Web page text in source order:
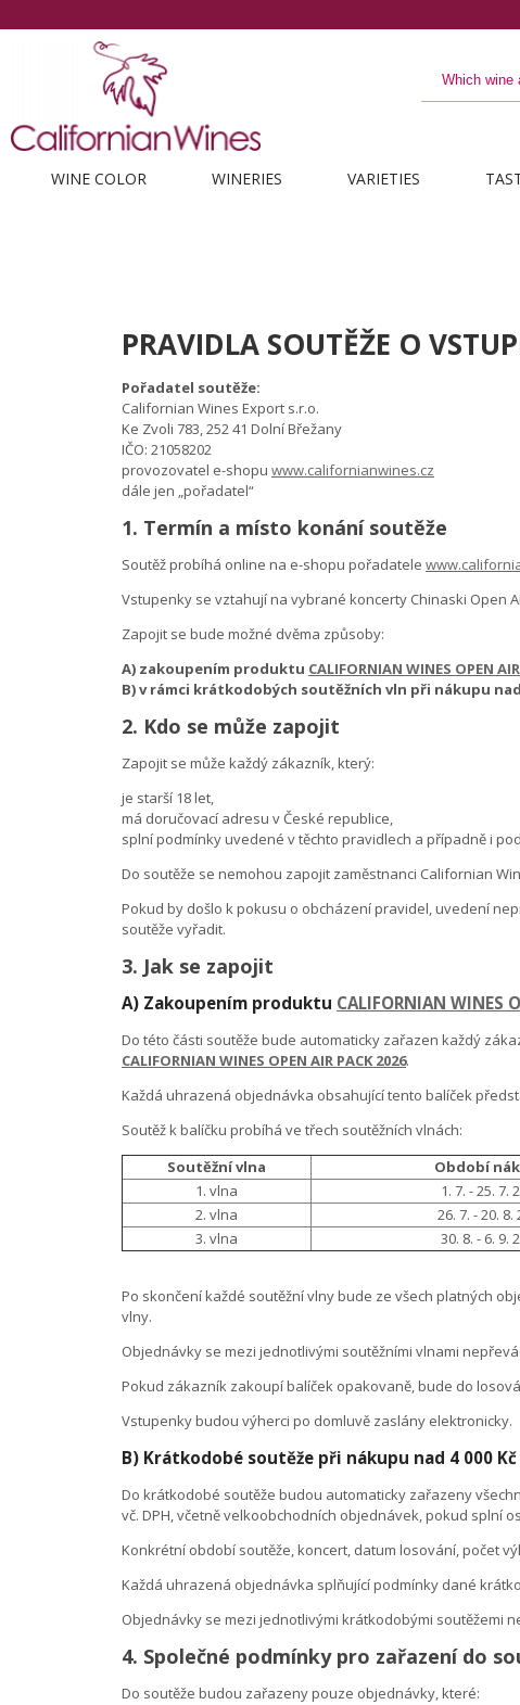
WINE COLOR WINERIES VARIETIES
PRAVIDLA SOUTĚŽE O
Pořadatel soutěže:
Californian Wines Export s.r.o.
Ke Zvoli 783, 252 41 Dolní Břežany
IČO: 21058202
provozovatel e-shopu www.californianwines.cz
dále jen „pořadatel“
1. Termín a místo konání soutěže
Soutěž probíhá online na e-shopu pořadatele
Vstupenky se vztahují na vybrané koncerty Chinaski Open
Zapojit se bude možné dvěma způsoby:
A) zakoupením produktu CALIFORNIAN WINES OPEN
B) v rámci krátkodobých soutěžních vln při nákupu
2. Kdo se může zapojit
Zapojit se může každý zákazník, který:
je starší 18 let,
má doručovací adresu v České republice,
splní podmínky uvedené v těchto pravidlech a případně i
Do soutěže se nemohou zapojit zaměstnanci Californian
Pokud by došlo k pokusu o obcházení pravidel, uvedení
soutěže vyřadit.
3. Jak se zapojit
A) Zakoupením produktu CALIFORNIAN WINES
Do této části soutěže bude automaticky zařazen každý
CALIFORNIAN WINES OPEN AIR PACK 2026.
Každá uhrazená objednávka obsahující tento balíček
Soutěž k balíčku probíhá ve třech soutěžních vlnách:
Soutěžní vlna
Období
1. vlna
1. 7. - 25. 7.
2. vlna
26. 7. - 20. 8.
3. vlna
30. 8. - 6. 9.
Po skončení každé soutěžní vlny bude ze všech platných
vlny.
Objednávky se mezi jednotlivými soutěžními vlnami
Pokud zákazník zakoupí balíček opakovaně, bude do
Vstupenky budou výherci po domluvě zaslány elektronicky.
B) Krátkodobé soutěže při nákupu nad 4 000 Kč
Do krátkodobé soutěže budou automaticky zařazeny
vč. DPH, včetně velkoobchodních objednávek, pokud splní
Konkrétní období soutěže, koncert, datum losování, počet
Každá uhrazená objednávka splňující podmínky dané
Objednávky se mezi jednotlivými krátkodobými soutěžemi
4. Společné podmínky pro zařazení do
Do soutěže budou zařazeny pouze objednávky, které: